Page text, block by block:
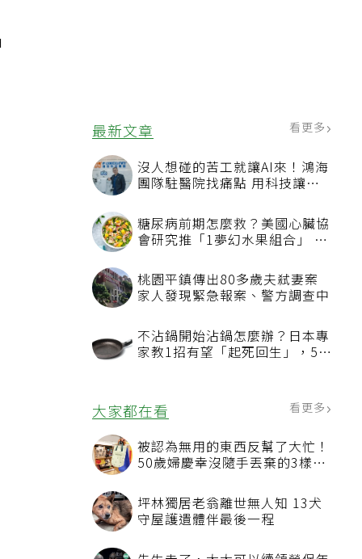
最新文章 看更多
沒人想碰的苦工就讓AI來！鴻海
團隊駐醫院找痛點 用科技讓醫
糖尿病前期怎麼救？美國心臟協
會研究推「1夢幻水果組合」 酪
桃園平鎮傳出80多歲夫弒妻案
家人發現緊急報案、警方調查中
不沾鍋開始沾鍋怎麼辦？日本專
家教1招有望「起死回生」，5情
大家都在看 看更多
被認為無用的東西反幫了大忙！
50歲婦慶幸沒隨手丟棄的3樣物
坪林獨居老翁離世無人知 13犬
守屋護遺體伴最後一程